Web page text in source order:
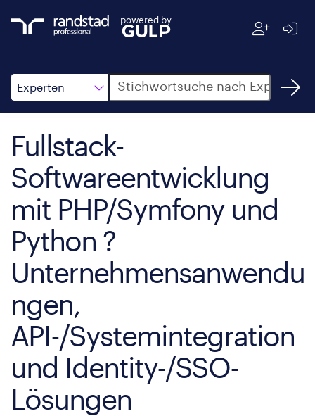
powered by
Experten
Suche
Fullstack-
Softwareentwicklung
mit PHP/Symfony und
Python ?
Unternehmensanwendu
ngen,
API-/Systemintegration
und Identity-/SSO-
Lösungen